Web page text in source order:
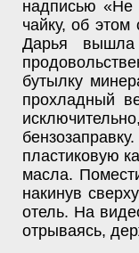
надписью «Не
чайку, об
Дарья
бутылку
прохладный
пластиковую
масла.
накинув
отель. На
отрываясь,